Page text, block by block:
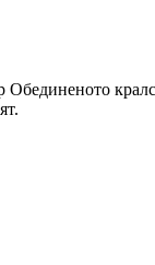
Обединеното